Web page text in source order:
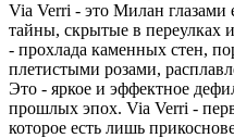
Via Verri - это Милан глазами
тайны, скрытые в переулках
- прохлада каменных стен,
плетистыми розами,
Это - яркое и эффектное
прошлых эпох. Via Verri -
которое есть лишь